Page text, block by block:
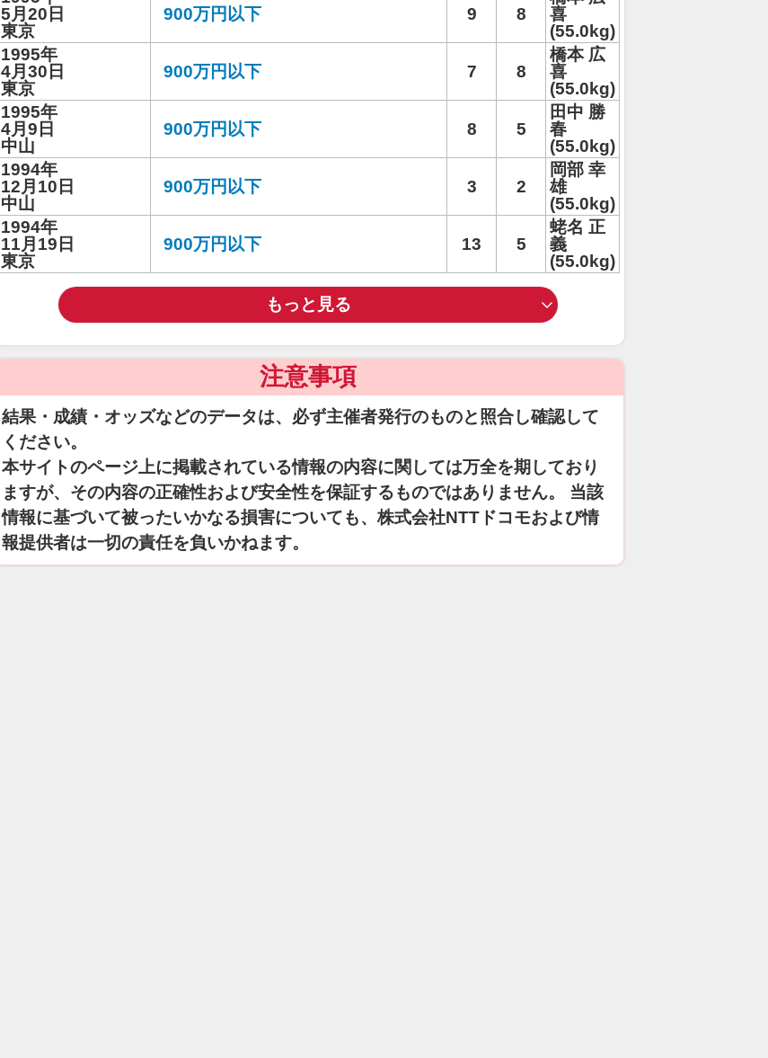
5月20日
東京
900万円以下 9 8
喜
(55.0kg)
1995年
4月30日
東京
900万円以下 7 8
橋本 広
喜
(55.0kg)
1995年
4月9日
中山
900万円以下 8 5
田中 勝
春
(55.0kg)
1994年
12月10日
中山
900万円以下 3 2
岡部 幸
雄
(55.0kg)
1994年
11月19日
東京
900万円以下 13 5
蛯名 正
義
(55.0kg)
もっと見る
注意事項
結果・成績・オッズなどのデータは、必ず主催者発行のものと照合し確認して
ください。
本サイトのページ上に掲載されている情報の内容に関しては万全を期しており
ますが、その内容の正確性および安全性を保証するものではありません。 当該
情報に基づいて被ったいかなる損害についても、株式会社NTTドコモおよび情
報提供者は一切の責任を負いかねます。